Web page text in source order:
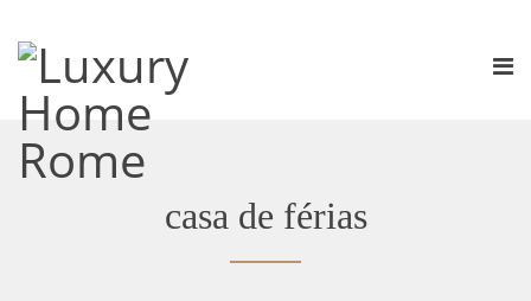
casa de férias